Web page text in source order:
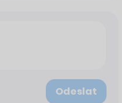
Odeslat